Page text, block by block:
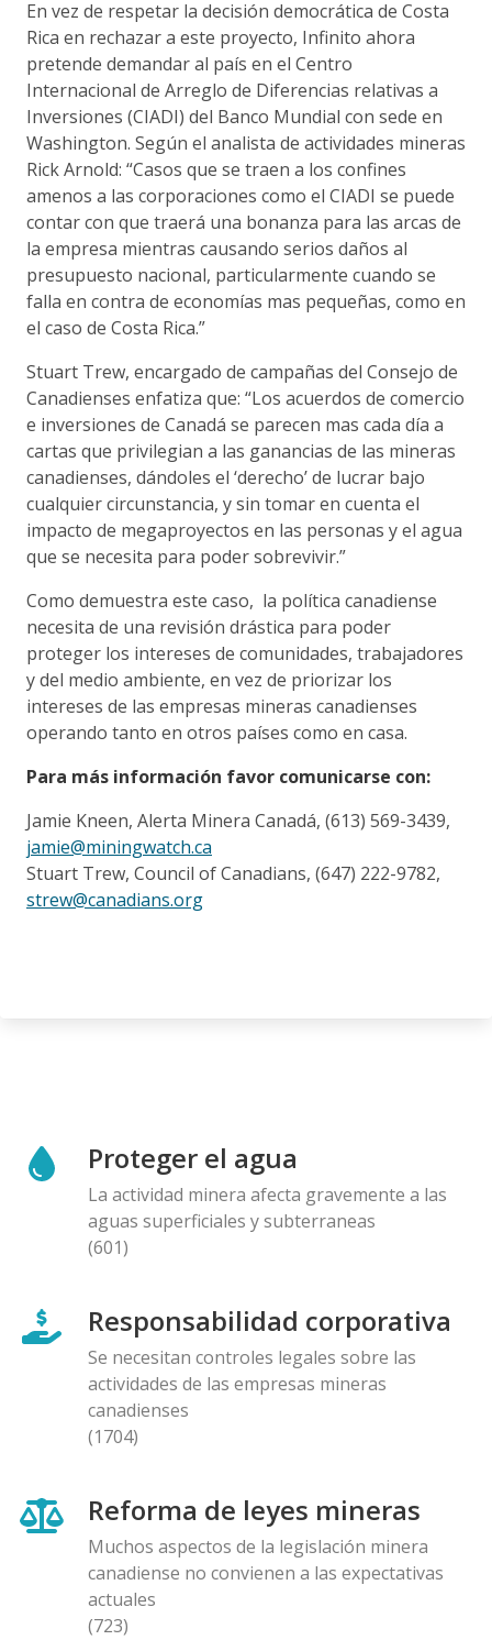
En vez de respetar la decisión democrática de Costa
Rica en rechazar a este proyecto, Infinito ahora
pretende demandar al país en el Centro
Internacional de Arreglo de Diferencias relativas a
Inversiones (CIADI) del Banco Mundial con sede en
Washington. Según el analista de actividades mineras
Rick Arnold: “Casos que se traen a los confines
amenos a las corporaciones como el CIADI se puede
contar con que traerá una bonanza para las arcas de
la empresa mientras causando serios daños al
presupuesto nacional, particularmente cuando se
falla en contra de economías mas pequeñas, como en
el caso de Costa Rica.”
Stuart Trew, encargado de campañas del Consejo de
Canadienses enfatiza que: “Los acuerdos de comercio
e inversiones de Canadá se parecen mas cada día a
cartas que privilegian a las ganancias de las mineras
canadienses, dándoles el ‘derecho’ de lucrar bajo
cualquier circunstancia, y sin tomar en cuenta el
impacto de megaproyectos en las personas y el agua
que se necesita para poder sobrevivir.”
Como demuestra este caso, la política canadiense
necesita de una revisión drástica para poder
proteger los intereses de comunidades, trabajadores
y del medio ambiente, en vez de priorizar los
intereses de las empresas mineras canadienses
operando tanto en otros países como en casa.
Para más información favor comunicarse con:
Jamie Kneen, Alerta Minera Canadá, (613) 569-3439,
jamie@miningwatch.ca
Stuart Trew, Council of Canadians, (647) 222-9782,
strew@canadians.org
Proteger el agua
La actividad minera afecta gravemente a las
aguas superficiales y subterraneas
(601)
Responsabilidad corporativa
Se necesitan controles legales sobre las
actividades de las empresas mineras
canadienses
(1704)
Reforma de leyes mineras
Muchos aspectos de la legislación minera
canadiense no convienen a las expectativas
actuales
(723)